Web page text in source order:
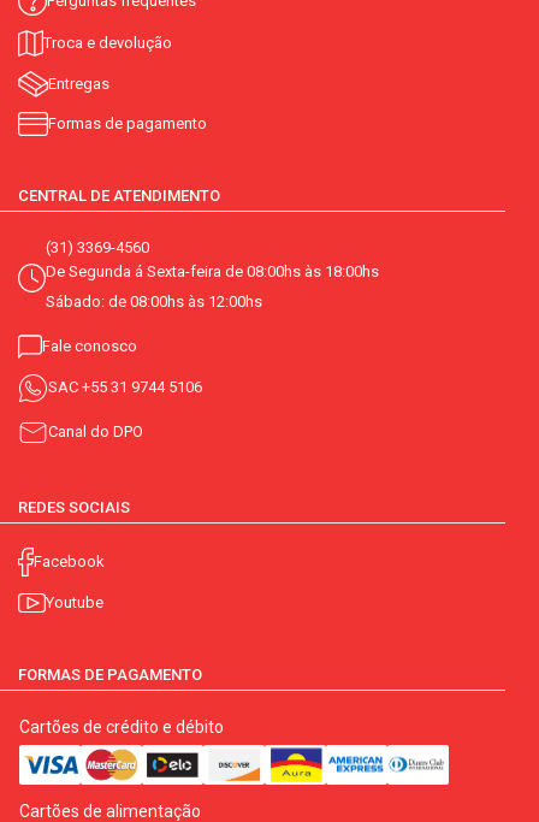
Troca e devolução
Entregas
Formas de pagamento
CENTRAL DE ATENDIMENTO
(31) 3369-4560
De Segunda á Sexta-feira de 08:00hs às 18:00hs
Sábado: de 08:00hs às 12:00hs
Fale conosco
SAC +55 31 9744 5106
Canal do DPO
REDES SOCIAIS
Facebook
Youtube
FORMAS DE PAGAMENTO
Cartões de crédito e débito
Cartões de alimentação